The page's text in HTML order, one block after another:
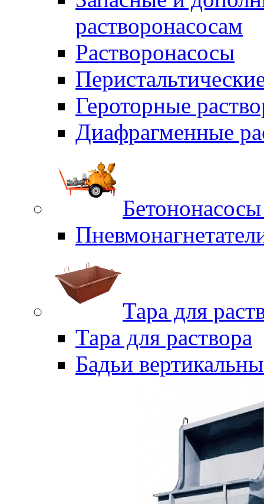
растворонасосам
Растворонасосы
Героторные
Диафрагменные
Тара для
Тара для раствора
Бадьи